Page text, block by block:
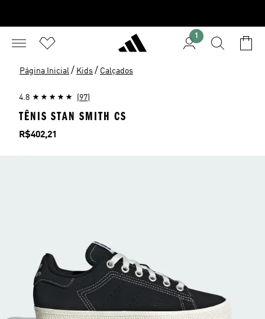
1
Página Inicial / Kids / Calçados
4.8 (97)
TÊNIS STAN SMITH CS
Preço
R$402,21